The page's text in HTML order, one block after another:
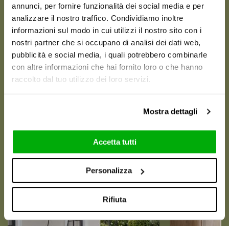
annunci, per fornire funzionalità dei social media e per
analizzare il nostro traffico. Condividiamo inoltre
informazioni sul modo in cui utilizzi il nostro sito con i
nostri partner che si occupano di analisi dei dati web,
pubblicità e social media, i quali potrebbero combinarle
con altre informazioni che hai fornito loro o che hanno
raccolto dal tuo utilizzo dei loro servizi.
Mostra dettagli
Accetta tutti
Personalizza
Rifiuta
VISUELS ET AMBIANCES